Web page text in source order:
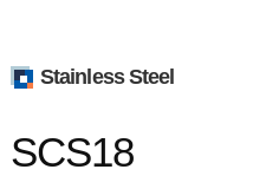
Stainless Steel
SCS18